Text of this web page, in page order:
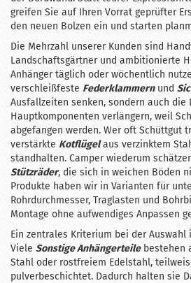
greifen Sie auf Ihren Vorrat geprüfter
den neuen Bolzen ein und starten
Die Mehrzahl unserer Kunden sind
Landschaftsgärtner und ambitionierte
Anhänger täglich oder wöchentlich
verschleißfeste Federklammernund
Ausfallzeiten senken, sondern auch die
Hauptkomponenten verlängern, weil
abgefangen werden. Wer oft Schüttgut
verstärkte Kotflügelaus verzinktem
standhalten. Camper wiederum
Stützräder, die sich in weichen Böden
Produkte haben wir in Varianten für
Rohrdurchmesser, Traglasten und
Montage ohne aufwendiges Anpassen
Ein zentrales Kriterium bei der Auswahl
Viele Sonstige Anhängerteilebestehen
Stahl oder rostfreiem Edelstahl,
pulverbeschichtet. Dadurch halten sie